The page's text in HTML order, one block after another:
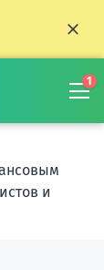
1
и